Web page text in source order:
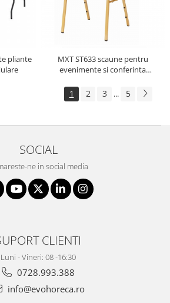
pliante
MXT ST633 scaune pentru
evenimente si conferinta
1 2 3 ... 5
SOCIAL
ne in social media
CLIENTI
Luni - Vineri: 08 -16:30
0728.993.388
info@evohoreca.ro